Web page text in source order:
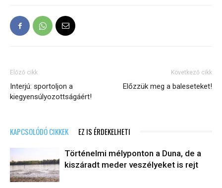
Előző cikk
Interjú: sportoljon a
kiegyensúlyozottságáért!
Következő cikk
Előzzük meg a baleseteket!
KAPCSOLÓDÓ CIKKEK EZ IS ÉRDEKELHETI
Történelmi mélyponton a Duna, de a
kiszáradt meder veszélyeket is rejt